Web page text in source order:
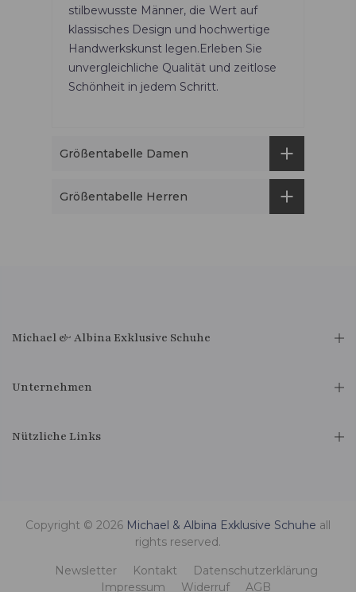
stilbewusste Männer, die Wert auf
klassisches Design und hochwertige
Handwerkskunst legen.Erleben Sie
unvergleichliche Qualität und zeitlose
Schönheit in jedem Schritt.
Größentabelle Damen
Größentabelle Herren
Michael & Albina Exklusive Schuhe
Unternehmen
Nützliche Links
Copyright © 2026 Michael & Albina Exklusive Schuhe all
rights reserved.
Newsletter
Kontakt
Datenschutzerklärung
Impressum
Widerruf AGB